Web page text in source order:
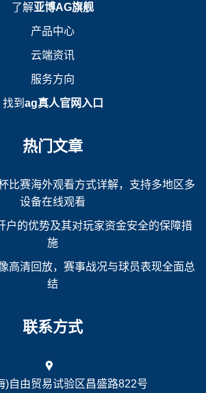
了解亚博AG旗舰
产品中心
云端资讯
服务方向
找到 ag真人官网入口
热门文章
比赛海外观看方式详解，支持多地区多
设备在线观看
户的优势及其对玩家资金安全的保障措
施
高清回放，赛事战况与球员表现全面总
结
联系方式
)自由贸易试验区昌盛路822号